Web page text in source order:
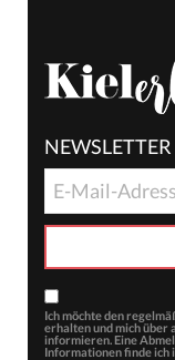
Ich möchte den
erhalten und mich über
informieren. Eine
Informationen finde ich